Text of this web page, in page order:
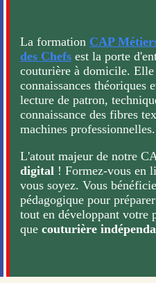
La formation CAP
des Chefs est la porte
couturière à domicile. Elle
connaissances théoriques
lecture de patron,
connaissance des fibres
machines professionnelles.
L'atout majeur de notre
digital! Formez-vous en
vous soyez. Vous
pédagogique pour
tout en développant votre
que couturière